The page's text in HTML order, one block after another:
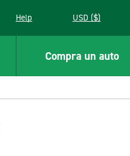
Help USD ($)
Compra un auto